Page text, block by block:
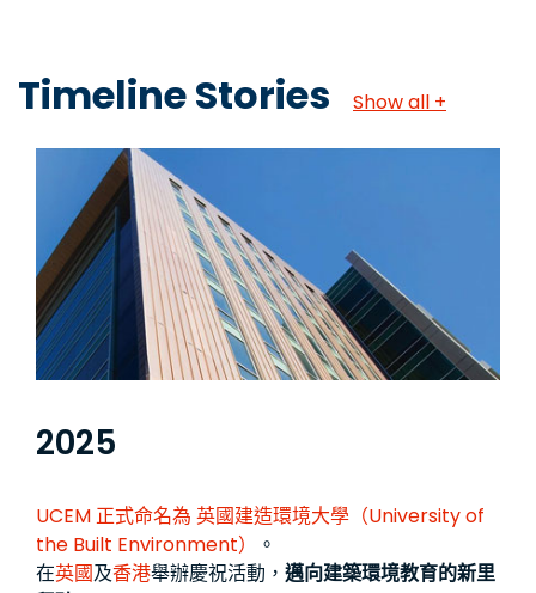
Timeline Stories Show all +
2025
UCEM 正式命名為 英國建造環境大學（University of
the Built Environment）
。
在英國及香港舉辦慶祝活動， 邁向建築環境教育的新里